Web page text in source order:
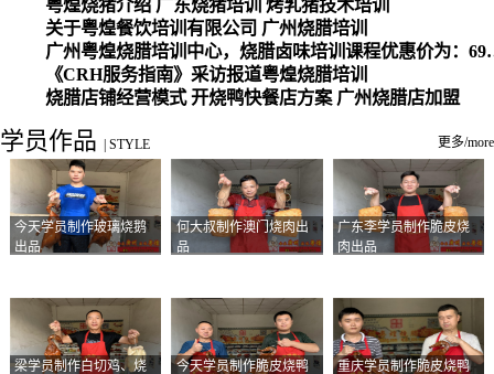
粤煌烧猪介绍 广东烧猪培训 烤乳猪技术培训
关于粤煌餐饮培训有限公司 广州烧腊培训
广州粤煌烧腊培训中心，烧腊卤味培训课程优惠价为：6980元
《CRH服务指南》采访报道粤煌烧腊培训
烧腊店铺经营模式 开烧鸭快餐店方案 广州烧腊店加盟
学员作品 STYLE 更多/more
今天学员制作玻璃烧鹅
出品
何大叔制作澳门烧肉出
品
广东李学员制作脆皮烧
肉出品
梁学员制作白切鸡、烧
今天学员制作脆皮烧鸭
重庆学员制作脆皮烧鸭